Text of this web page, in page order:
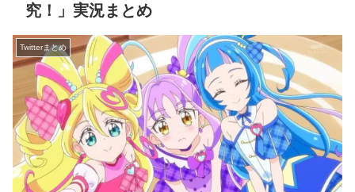
究！」実況まとめ
Twitterまとめ